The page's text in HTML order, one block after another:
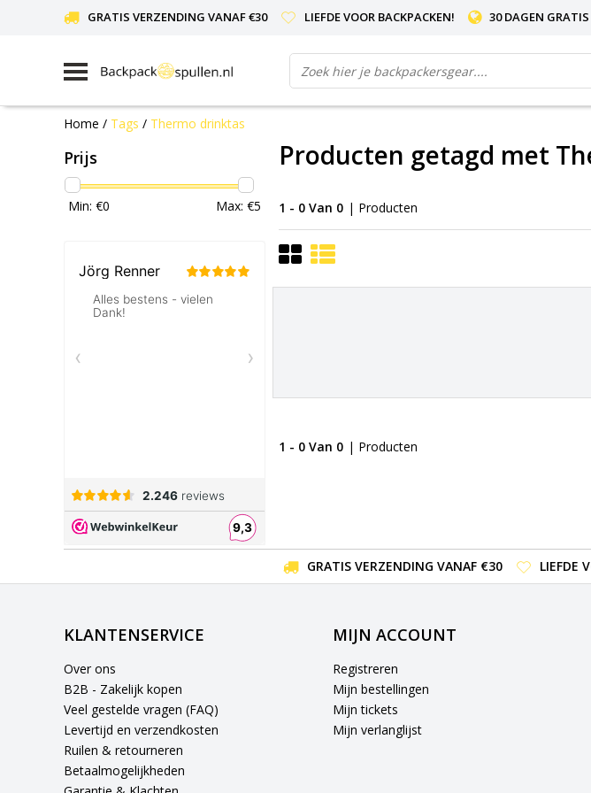
GRATIS VERZENDING VANAF €30 LIEFDE VOOR BACKPACKEN! 30 DAGEN
Home / Tags / Thermo drinktas
Prijs
Min: €0 Max: €5
Producten getagd met
1 - 0 Van 0 | Producten
1 - 0 Van 0 | Producten
GRATIS VERZENDING VANAF €30 LIEFDE
KLANTENSERVICE
Over ons
B2B - Zakelijk kopen
Veel gestelde vragen (FAQ)
Levertijd en verzendkosten
Ruilen & retourneren
Betaalmogelijkheden
MIJN ACCOUNT
Registreren
Mijn bestellingen
Mijn tickets
Mijn verlanglijst